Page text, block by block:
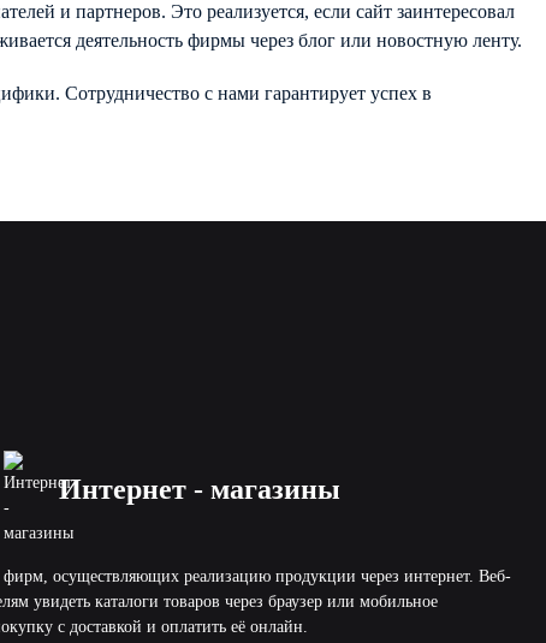
и партнеров. Это реализуется, если сайт заинтересовал
деятельность фирмы через блог или новостную ленту.
Сотрудничество с нами гарантирует успех в
Интернет - магазины
осуществляющих реализацию продукции через интернет. Веб-
увидеть каталоги товаров через браузер или мобильное
с доставкой и оплатить её онлайн.